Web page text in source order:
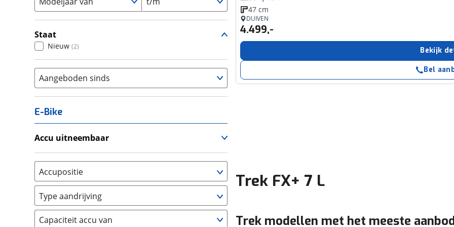
Staat
Nieuw (2)
Aangeboden sinds
E-Bike
Accu uitneembaar
Nee, vast (0)
Accupositie
Bagagedrager (0)
Frame (0 )
Vloer (0
Type aandrijving
Achterwiel (0)
Capaciteit accu van
47 cm
DUIVEN
4.499,-
Bekijk
Bel
Trek FX+ 7 L
Trek modellen met het meeste